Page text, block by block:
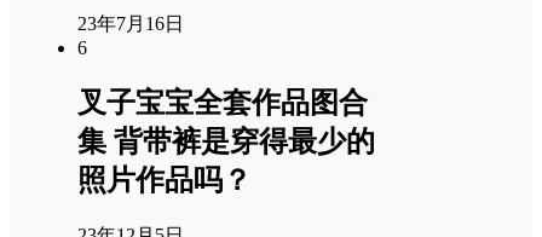
23年7月16日
6
叉子宝宝全套作品图合
集 背带裤是穿得最少的
照片作品吗？